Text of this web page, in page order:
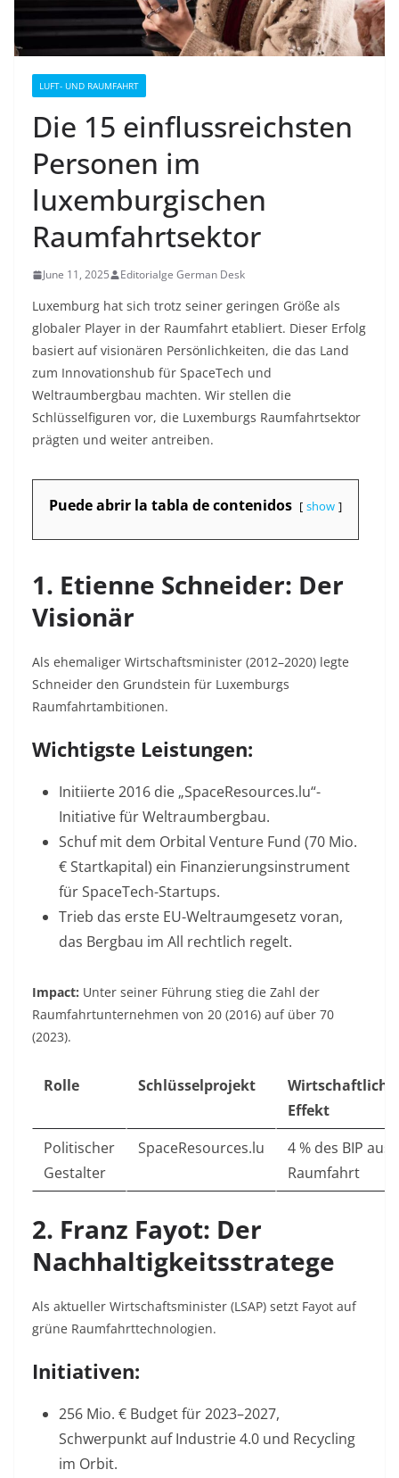
LUFT- UND RAUMFAHRT
Die 15 einflussreichsten
Personen im
luxemburgischen
Raumfahrtsektor
June 11, 2025 Editorialge German Desk
Luxemburg hat sich trotz seiner geringen Größe als
globaler Player in der Raumfahrt etabliert. Dieser Erfolg
basiert auf visionären Persönlichkeiten, die das Land
zum Innovationshub für SpaceTech und
Weltraumbergbau machten. Wir stellen die
Schlüsselfiguren vor, die Luxemburgs Raumfahrtsektor
prägten und weiter antreiben.
Puede abrir la tabla de contenidos show
1. Etienne Schneider: Der
Visionär
Als ehemaliger Wirtschaftsminister (2012–2020) legte
Schneider den Grundstein für Luxemburgs
Raumfahrtambitionen.
Wichtigste Leistungen:
Initiierte 2016 die „SpaceResources.lu“-
Initiative für Weltraumbergbau.
Schuf mit dem Orbital Venture Fund (70 Mio.
€ Startkapital) ein Finanzierungsinstrument
für SpaceTech-Startups.
Trieb das erste EU-Weltraumgesetz voran,
das Bergbau im All rechtlich regelt.
Impact: Unter seiner Führung stieg die Zahl der
Raumfahrtunternehmen von 20 (2016) auf über 70
(2023).
Rolle Schlüsselprojekt
Effekt
Politischer
Gestalter
SpaceResources.lu
4 % des BIP aus
Raumfahrt
2. Franz Fayot: Der
Nachhaltigkeitsstratege
Als aktueller Wirtschaftsminister (LSAP) setzt Fayot auf
grüne Raumfahrttechnologien.
Initiativen:
256 Mio. € Budget für 2023–2027,
Schwerpunkt auf Industrie 4.0 und Recycling
im Orbit.